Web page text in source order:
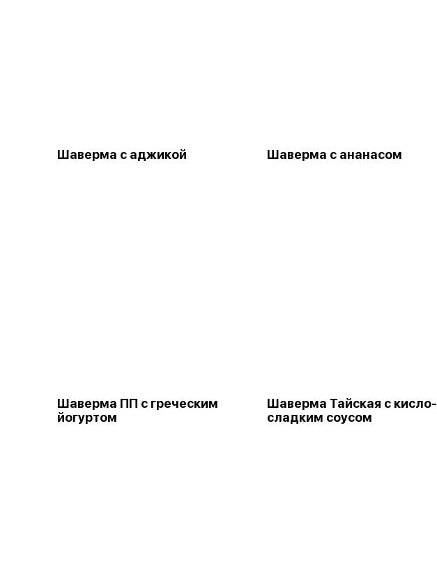
Шаверма с аджикой Шаверма с ананасом
Шаверма ПП с греческим
йогуртом
Шаверма Тайская с кисло-
сладким соусом